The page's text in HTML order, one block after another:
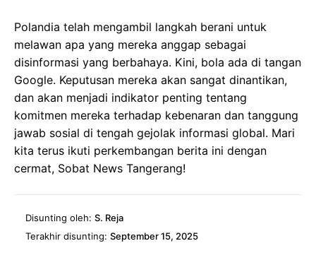
Polandia telah mengambil langkah berani untuk
melawan apa yang mereka anggap sebagai
disinformasi yang berbahaya. Kini, bola ada di tangan
Google. Keputusan mereka akan sangat dinantikan,
dan akan menjadi indikator penting tentang
komitmen mereka terhadap kebenaran dan tanggung
jawab sosial di tengah gejolak informasi global. Mari
kita terus ikuti perkembangan berita ini dengan
cermat, Sobat News Tangerang!
Disunting oleh: S. Reja
Terakhir disunting: September 15, 2025